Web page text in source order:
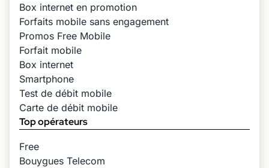
Box internet en promotion
Forfaits mobile sans engagement
Promos Free Mobile
Forfait mobile
Box internet
Smartphone
Test de débit mobile
Carte de débit mobile
Top opérateurs
Free
Bouygues Telecom